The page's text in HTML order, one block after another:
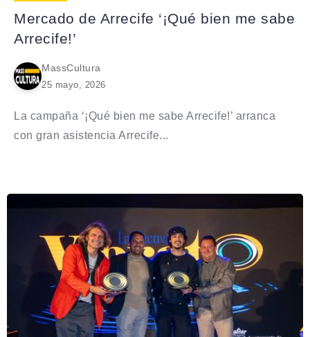
Mercado de Arrecife ‘¡Qué bien me sabe
Arrecife!’
MassCultura
25 mayo, 2026
La campaña ‘¡Qué bien me sabe Arrecife!’ arranca
con gran asistencia Arrecife...